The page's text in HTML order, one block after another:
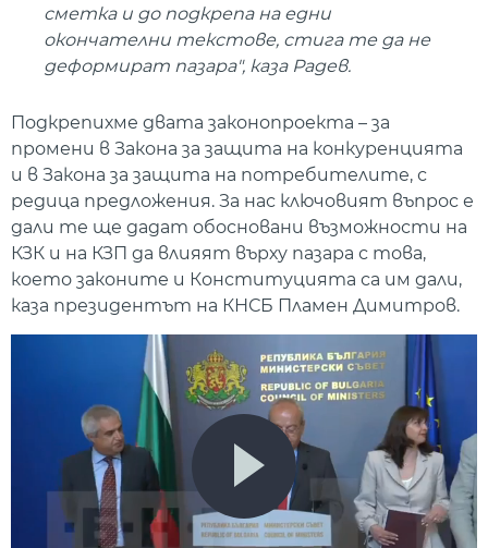
сметка и до подкрепа на едни
окончателни текстове, стига те да не
деформират пазара", каза Радев.
Подкрепихме двата законопроекта – за
промени в Закона за защита на конкуренцията
и в Закона за защита на потребителите, с
редица предложения. За нас ключовият въпрос е
дали те ще дадат обосновани възможности на
КЗК и на КЗП да влияят върху пазара с това,
което законите и Конституцията са им дали,
каза президентът на КНСБ Пламен Димитров.